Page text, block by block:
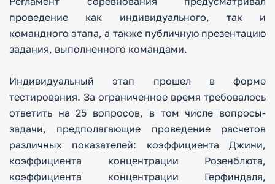
проведение как индивидуального, так и
командного этапа, а также публичную презентацию
задания, выполненного командами.
Индивидуальный этап прошел в форме
тестирования. За ограниченное время требовалось
ответить на 25 вопросов, в том числе вопросы-
задачи, предполагающие проведение расчетов
различных показателей: коэффициента Джини,
коэффициента концентрации Розенблюта,
коэффициента концентрации Герфиндаля,